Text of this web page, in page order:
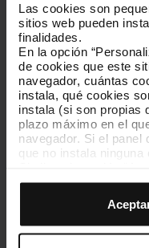
Las cookies son
sitios web pueden
finalidades.
En la opción
de cookies que este
navegador, cuántas
instala, qué cookies
instala (si son propias
plazo máximo en el
navegador. Si el
que no instala ninguna
que todas estas
tipología de cookies
instalen o no las
Una vez que hayas
Código de conducta
Todos los grupos de
deben aceptar
Este código establece
transparencia, integridad
actividad.
El objetivo es garantizar
interés se haga con
igualdad frente a los